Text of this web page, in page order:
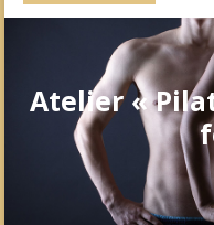
Atelier «